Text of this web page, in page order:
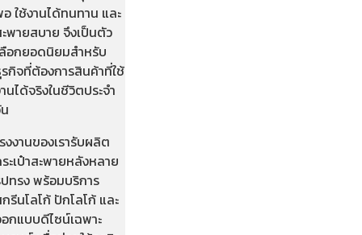
ใช้งานได้ทนทาน และ
พายสบาย จึงเป็นตัว
อกยอดนิยมสำหรับ
กิจที่ต้องการสินค้าที่ใช้
นได้จริงในชีวิตประจำ
งงานของเรารับผลิต
ะเป๋าสะพายหลังหลาย
ทรง พร้อมบริการ
รีนโลโก้ ปักโลโก้ และ
กแบบดีไซน์เฉพาะ